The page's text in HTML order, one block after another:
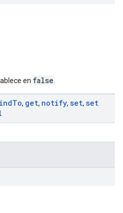
en false
To, get, notify, set, set